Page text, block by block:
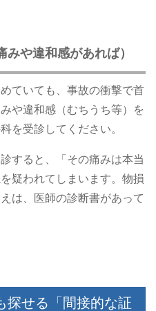
や違和感があれば）
ていても、事故の衝撃で首
や違和感（むちうち等）を
を受診してください。
すると、「その痛みは本当
疑われてしまいます。物損
は、医師の診断書があって
探せる「間接的な証